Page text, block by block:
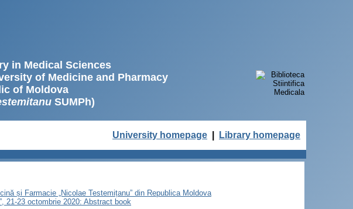
in Medical Sciences
of Medicine and Pharmacy
of Moldova
SUMPh)
University homepage Library homepage
și Farmacie „Nicolae Testemițanu” din Republica Moldova
21-23 octombrie 2020: Abstract book